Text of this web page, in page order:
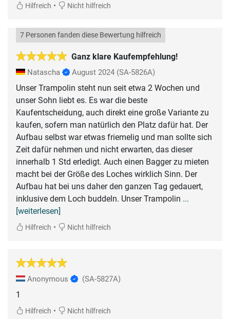
Hilfreich • Nicht hilfreich
Ganz klare Kaufempfehlung!
7 Personen fanden diese Bewertung hilfreich
Natascha August 2024 (SA-5826A)
Unser Trampolin steht nun seit etwa 2 Wochen und
unser Sohn liebt es. Es war die beste
Kaufentscheidung, auch direkt eine große Variante zu
kaufen, sofern man natürlich den Platz dafür hat. Der
Aufbau selbst war etwas friemelig und man sollte sich
Zeit dafür nehmen und nicht erwarten, das dieser
innerhalb 1 Std erledigt. Auch einen Bagger zu mieten
macht bei der Größe des Loches wirklich Sinn. Der
Aufbau hat bei uns daher den ganzen Tag gedauert,
inklusive dem Loch buddeln. Unser Trampolin ...
[weiterlesen]
Hilfreich • Nicht hilfreich
Anonymous (SA-5827A)
1
Hilfreich • Nicht hilfreich